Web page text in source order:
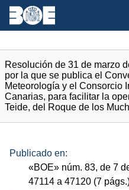
Resolución de 31 de marzo
por la que se publica el
Meteorología y el Consorcio
Canarias, para facilitar la
Teide, del Roque de los
Publicado en:
«BOE» núm. 83, de 7
47114 a 47120 (7 págs.